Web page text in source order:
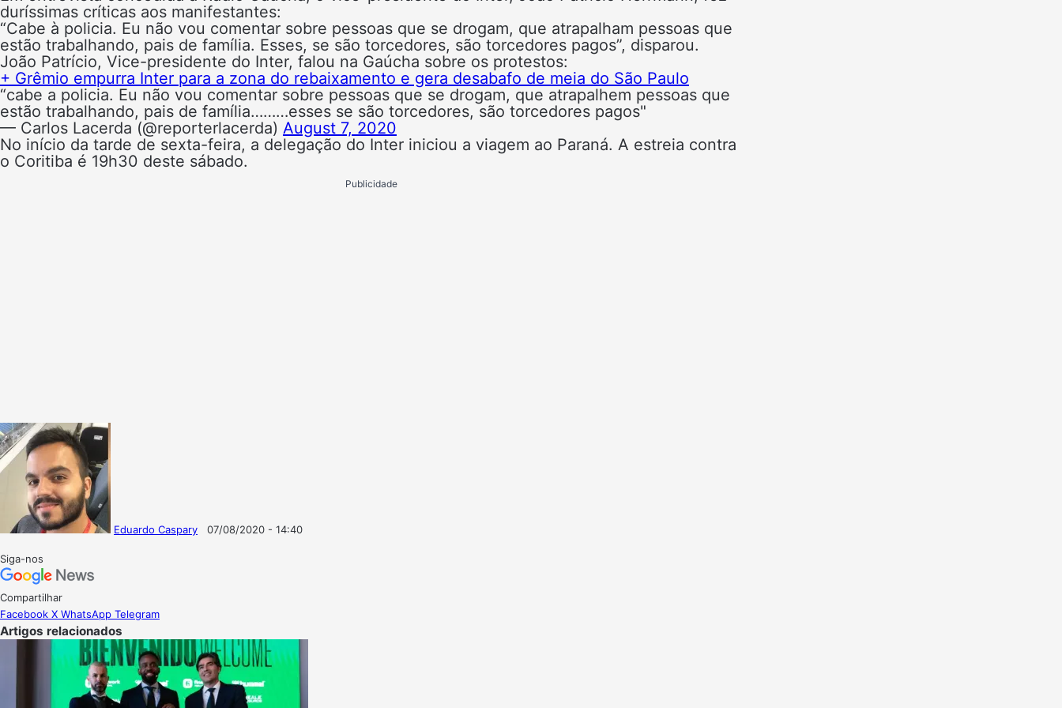
duríssimas críticas aos manifestantes:
“Cabe à policia. Eu não vou comentar sobre pessoas que se drogam, que atrapalham pessoas que
estão trabalhando, pais de família. Esses, se são torcedores, são torcedores pagos”, disparou.
João Patrício, Vice-presidente do Inter, falou na Gaúcha sobre os protestos:
+ Grêmio empurra Inter para a zona do rebaixamento e gera desabafo de meia do São Paulo
“cabe a policia. Eu não vou comentar sobre pessoas que se drogam, que atrapalhem pessoas que
estão trabalhando, pais de família………esses se são torcedores, são torcedores pagos"
— Carlos Lacerda (@reporterlacerda) August 7, 2020
No início da tarde de sexta-feira, a delegação do Inter iniciou a viagem ao Paraná. A estreia contra
o Coritiba é 19h30 deste sábado.
Publicidade
Eduardo Caspary
07/08/2020 - 14:40
Siga-nos
Compartilhar
Facebook X WhatsApp Telegram
Artigos relacionados